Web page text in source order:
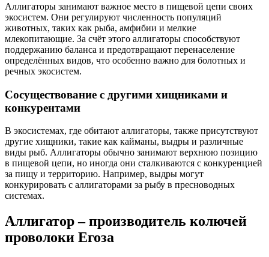
Аллигаторы занимают важное место в пищевой цепи своих
экосистем. Они регулируют численность популяций
животных, таких как рыба, амфибии и мелкие
млекопитающие. За счёт этого аллигаторы способствуют
поддержанию баланса и предотвращают перенаселение
определённых видов, что особенно важно для болотных и
речных экосистем.
Сосуществование с другими хищниками и
конкурентами
В экосистемах, где обитают аллигаторы, также присутствуют
другие хищники, такие как кайманы, выдры и различные
виды рыб. Аллигаторы обычно занимают верхнюю позицию
в пищевой цепи, но иногда они сталкиваются с конкуренцией
за пищу и территорию. Например, выдры могут
конкурировать с аллигаторами за рыбу в пресноводных
системах.
Аллигатор – производитель колючей
проволоки Егоза